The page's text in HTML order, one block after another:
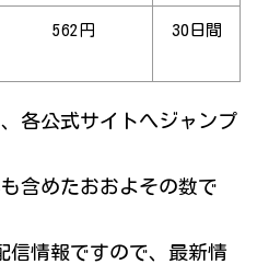
562円 30日間
各公式サイトへジャンプ
含めたおおよその数で
信情報ですので、最新情